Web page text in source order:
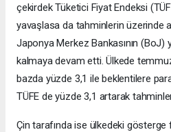
çekirdek Tüketici Fiyat Endeksi
yavaşlasa da tahminlerin üzerinde
Japonya Merkez Bankasının
kalmaya devam etti. Ülkede temmuz
bazda yüzde 3,1 ile beklentilere
TÜFE de yüzde 3,1 artarak
Çin tarafında ise ülkedeki gösterge